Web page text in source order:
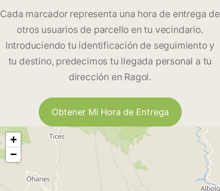
Cada marcador representa una hora de entrega de
otros usuarios de parcello en tu vecindario.
Introduciendo tu identificación de seguimiento y
tu destino, predecimos tu llegada personal a tu
dirección en Ragol.
Obtener Mi Hora de Entrega
+
−